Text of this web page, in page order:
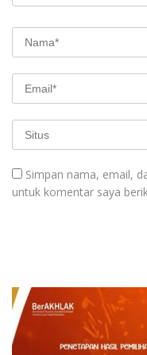
Simpan nama, email,
untuk komentar saya